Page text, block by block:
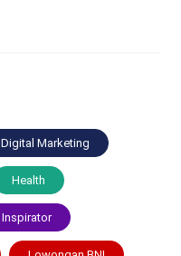
Digital Marketing
Health
Inspirator